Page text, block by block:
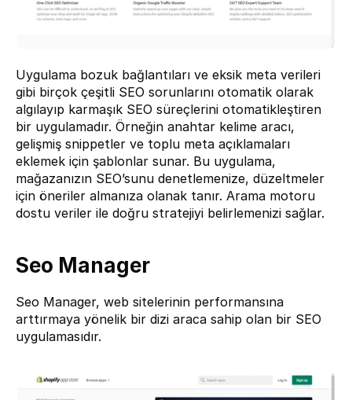
Uygulama bozuk bağlantıları ve eksik meta verileri
gibi birçok çeşitli SEO sorunlarını otomatik olarak
algılayıp karmaşık SEO süreçlerini otomatikleştiren
bir uygulamadır. Örneğin anahtar kelime aracı,
gelişmiş snippetler ve toplu meta açıklamaları
eklemek için şablonlar sunar. Bu uygulama,
mağazanızın SEO’sunu denetlemenize, düzeltmeler
için öneriler almanıza olanak tanır. Arama motoru
dostu veriler ile doğru stratejiyi belirlemenizi sağlar.
Seo Manager
Seo Manager, web sitelerinin performansına
arttırmaya yönelik bir dizi araca sahip olan bir SEO
uygulamasıdır.